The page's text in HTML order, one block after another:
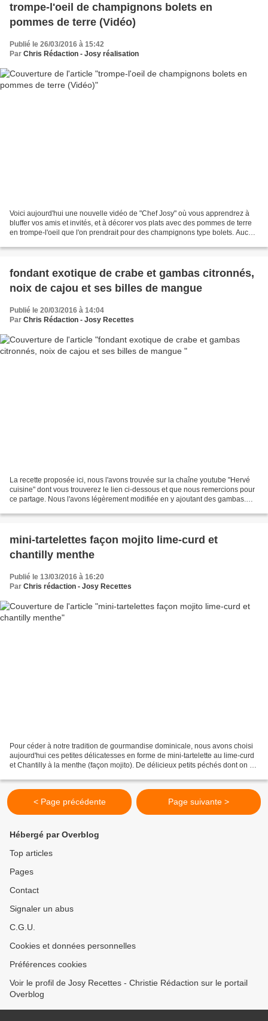
trompe-l'oeil de champignons bolets en
pommes de terre (Vidéo)
Publié le 26/03/2016 à 15:42
Par Chris Rédaction - Josy réalisation
Voici aujourd'hui une nouvelle vidéo de "Chef Josy" où vous apprendrez à
bluffer vos amis et invités, et à décorer vos plats avec des pommes de terre
en trompe-l'oeil que l'on prendrait pour des champignons type bolets. Aucun
fondant exotique de crabe et gambas citronnés,
noix de cajou et ses billes de mangue
Publié le 20/03/2016 à 14:04
Par Chris Rédaction - Josy Recettes
La recette proposée ici, nous l'avons trouvée sur la chaîne youtube "Hervé
cuisine" dont vous trouverez le lien ci-dessous et que nous remercions pour
ce partage. Nous l'avons légèrement modifiée en y ajoutant des gambas.
mini-tartelettes façon mojito lime-curd et
chantilly menthe
Publié le 13/03/2016 à 16:20
Par Chris rédaction - Josy Recettes
Pour céder à notre tradition de gourmandise dominicale, nous avons choisi
aujourd'hui ces petites délicatesses en forme de mini-tartelette au lime-curd
et Chantilly à la menthe (façon mojito). De délicieux petits péchés dont on ne
< Page précédente Page suivante >
Hébergé par Overblog
Top articles
Pages
Contact
Signaler un abus
C.G.U.
Cookies et données personnelles
Préférences cookies
Voir le profil de Josy Recettes - Christie Rédaction sur le portail
Overblog